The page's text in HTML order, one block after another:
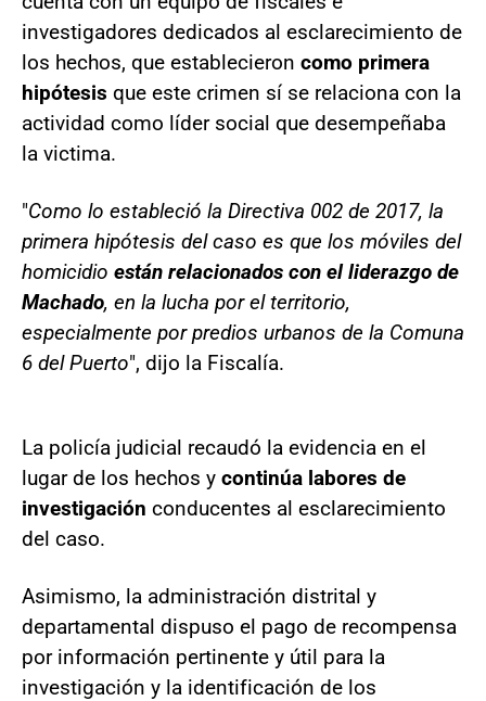
investigadores dedicados al esclarecimiento de
los hechos, que establecieron como primera
hipótesis que este crimen sí se relaciona con la
actividad como líder social que desempeñaba
la victima.
"Como lo estableció la Directiva 002 de 2017, la
primera hipótesis del caso es que los móviles del
homicidio están relacionados con el liderazgo de
Machado, en la lucha por el territorio,
especialmente por predios urbanos de la Comuna
6 del Puerto", dijo la Fiscalía.
La policía judicial recaudó la evidencia en el
lugar de los hechos y continúa labores de
investigación conducentes al esclarecimiento
del caso.
Asimismo, la administración distrital y
departamental dispuso el pago de recompensa
por información pertinente y útil para la
investigación y la identificación de los